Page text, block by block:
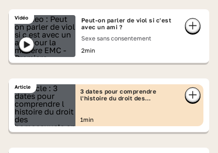
Vidéo
Peut-on parler de viol si c'est
avec un ami ?
Sexe sans consentement
2min
Article
3 dates pour comprendre
l'histoire du droit des
1min